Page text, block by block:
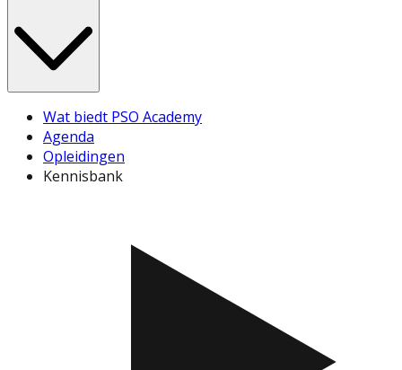
Wat biedt PSO Academy
Agenda
Opleidingen
Kennisbank